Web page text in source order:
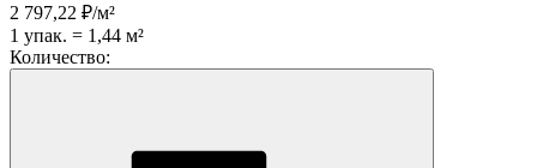
2 797,22 ₽/м²
1 упак. = 1,44 м²
Количество: